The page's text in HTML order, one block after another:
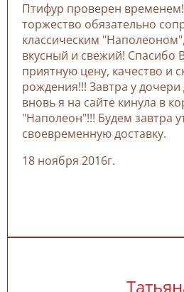
Птифур проверен
торжество обязательно
классическим
вкусный и свежий! Спасибо
приятную цену, качество и
рождения!!! Завтра у
вновь я на сайте кинула в
"Наполеон"!!! Будем завтра
своевременную доставку.
18 ноября 2016г.